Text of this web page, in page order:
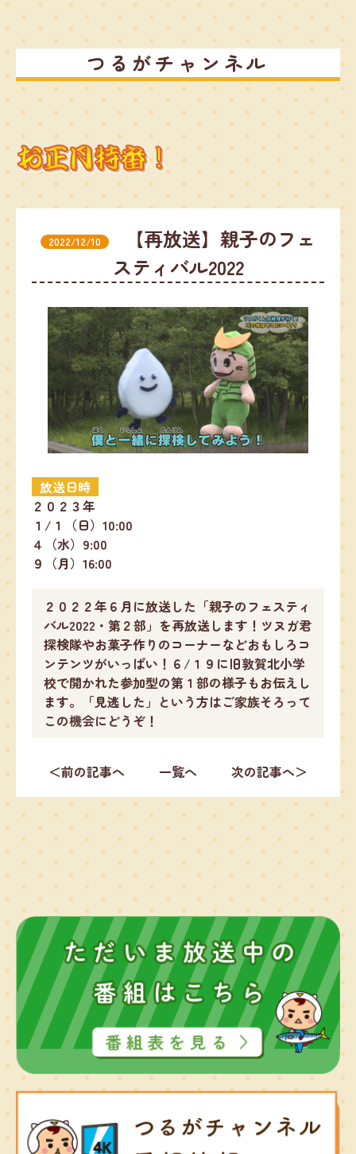
つるがチャンネル
2022/12/10
【再放送】親子のフェ
スティバル2022
放送日時
２０２３年
１/１（日）10:00
４（水）9:00
９（月）16:00
２０２２年６月に放送した「親子のフェスティ
バル2022・第２部」を再放送します！ツヌガ君
探検隊やお菓子作りのコーナーなどおもしろコ
ンテンツがいっぱい！６/１９に旧敦賀北小学
校で開かれた参加型の第１部の様子もお伝えし
ます。「見逃した」という方はご家族そろって
この機会にどうぞ！
＜前の記事へ 一覧へ 次の記事へ＞